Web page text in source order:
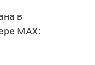
в
MАХ: